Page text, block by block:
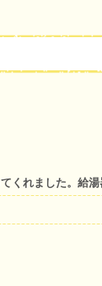
くれました。給